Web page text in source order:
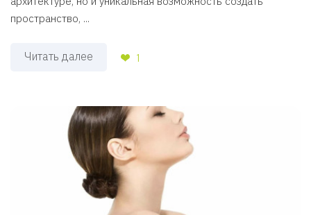
пространство, ...
Читать далее 1